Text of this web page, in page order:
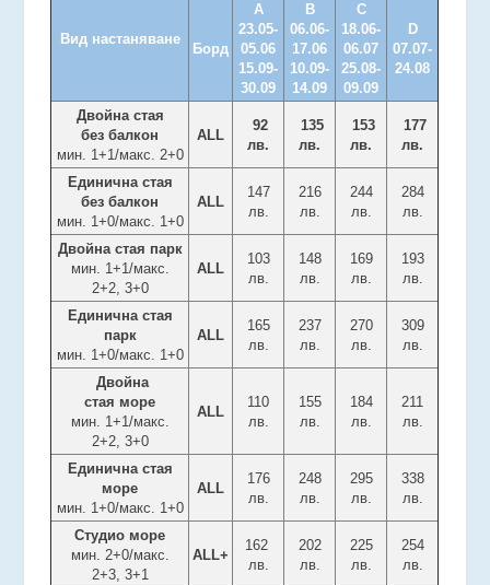
Вид настаняване
Борд
А
23.05-
05.06
15.09-
30.09
В
06.06-
17.06
10.09-
14.09
С
18.06-
06.07
25.08-
09.09
D
07.07-
24.08
Двойна стая
без балкон
мин. 1+1/макс. 2+0
ALL
92
лв.
135
лв.
153
лв.
177
лв.
Единична стая
без балкон
мин. 1+0/макс. 1+0
ALL
147
лв.
216
лв.
244
лв.
284
лв.
Двойна стая парк
мин. 1+1/макс.
2+2, 3+0
ALL
103
лв.
148
лв.
169
лв.
193
лв.
Единична стая
парк
мин. 1+0/макс. 1+0
ALL
165
лв.
237
лв.
270
лв.
309
лв.
Двойна
стая море
мин. 1+1/макс.
2+2, 3+0
ALL
110
лв.
155
лв.
184
лв.
211
лв.
Единична стая
море
мин. 1+0/макс. 1+0
ALL
176
лв.
248
лв.
295
лв.
338
лв.
Студио море
мин. 2+0/макс.
2+3, 3+1
ALL+
162
лв.
202
лв.
225
лв.
254
лв.